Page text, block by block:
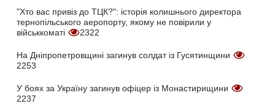
"Хто вас привіз до ТЦК?": історія колишнього директора
тернопільського аеропорту, якому не повірили у
військкоматі
2322
На Дніпропетровщині загинув солдат із Гусятинщини
2253
У боях за Україну загинув офіцер із Монастирищини
2237